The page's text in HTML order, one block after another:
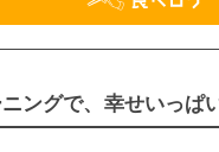
ングで、幸せいっぱ